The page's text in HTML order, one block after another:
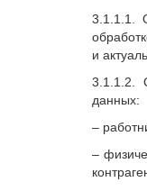
3.1.1.1.
и
3.1.1.2.
данных:
–
–